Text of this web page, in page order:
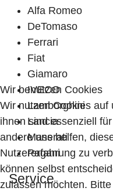
Alfa Romeo
DeTomaso
Ferrari
Fiat
Giamaro
IVECO
Lamborghini
Lancia
Maserati
Pagani
Service
Wir benutzen Cookies
Wir nutzen Cookies auf
ihnen sind essenziell
andere uns helfen,
Nutzererfahrung zu
können selbst
zulassen möchten.